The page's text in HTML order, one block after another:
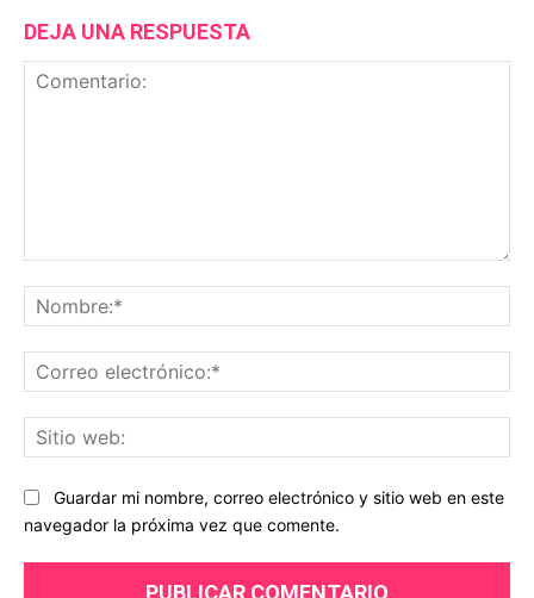
DEJA UNA RESPUESTA
Guardar mi nombre, correo electrónico y sitio web en este
navegador la próxima vez que comente.